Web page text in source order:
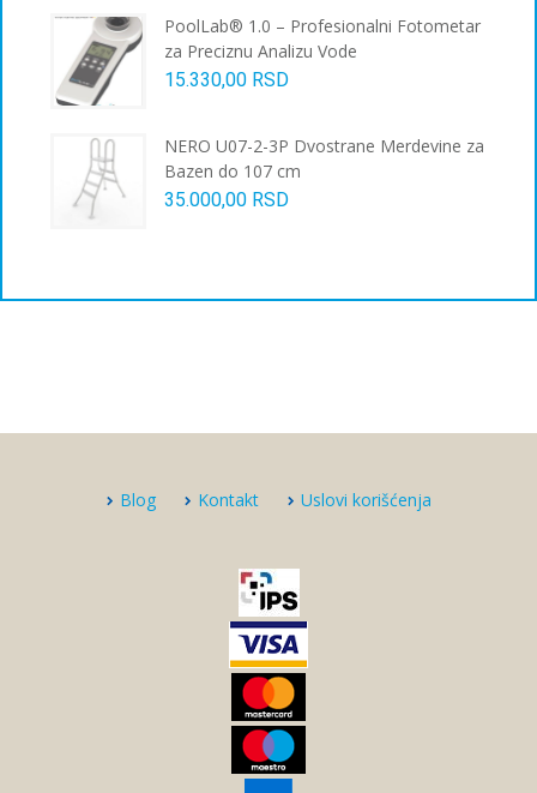
PoolLab® 1.0 – Profesionalni Fotometar
za Preciznu Analizu Vode
15.330,00 RSD
NERO U07-2-3P Dvostrane Merdevine za
Bazen do 107 cm
35.000,00 RSD
Blog Kontakt Uslovi korišćenja